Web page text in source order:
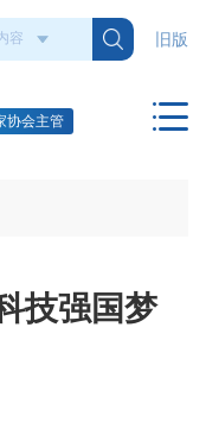
旧版
协会主管
技强国梦